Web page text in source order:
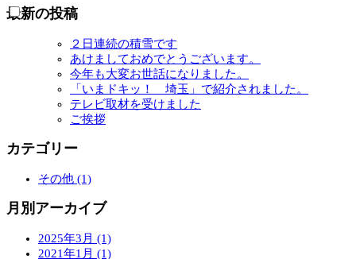
開
最新の投稿
２日連続の積雪です
あけましておめでとうございます。
今年も大変お世話になりました。
「いまドキッ！ 埼玉」で紹介されました。
テレビ取材を受けました
ご挨拶
カテゴリー
その他 (1)
月別アーカイブ
2025年3月 (1)
2021年1月 (1)